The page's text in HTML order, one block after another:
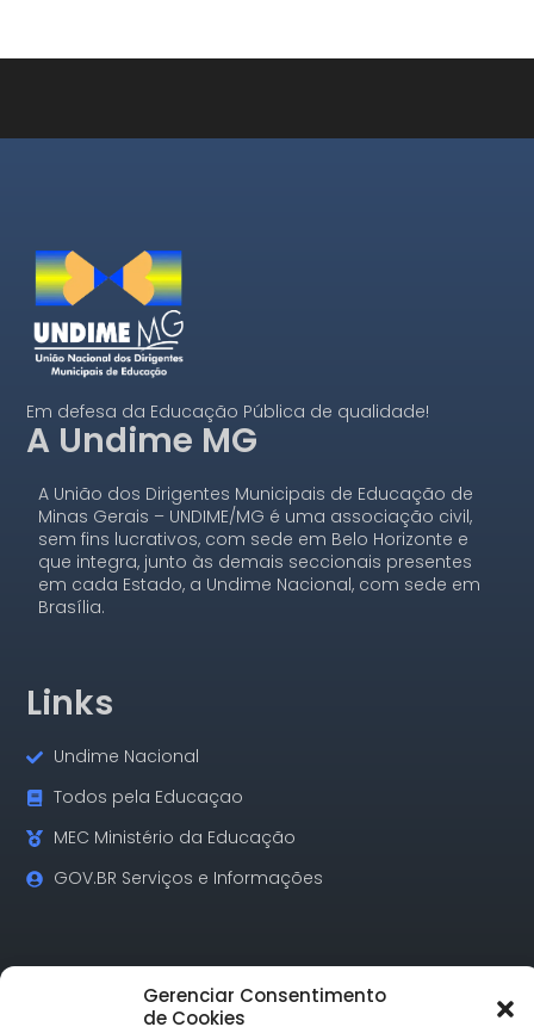
Gerenciar Consentimento
de Cookies
Em defesa da Educação Pública de qualidade!
A Undime MG
A União dos Dirigentes Municipais de Educação de
Minas Gerais – UNDIME/MG é uma associação civil,
sem fins lucrativos, com sede em Belo Horizonte e
que integra, junto às demais seccionais presentes
em cada Estado, a Undime Nacional, com sede em
Brasília.
Links
Undime Nacional
Todos pela Educaçao
MEC Ministério da Educação
GOV.BR Serviços e Informações
Contatos